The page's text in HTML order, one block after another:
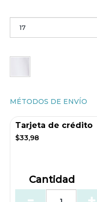
MÉTODOS DE ENVÍO
Tarjeta de crédito
$33,98
Cantidad